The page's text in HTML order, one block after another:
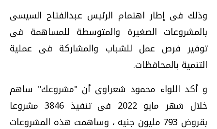
وذلك فى إطار اهتمام الرئيس عبدالفتاح السيسى
بالمشروعات الصغيرة والمتوسطة للمساهمة فى
توفير فرص عمل للشباب والمشاركة فى عملية
التنمية بالمحافظات.
و أكد اللواء محمود شعراوى أن "مشروعك" ساهم
خلال شهر مايو 2022 فى تنفيذ 3846 مشروعا
بقروض 793 مليون جنيه ، وساهمت هذه المشروعات